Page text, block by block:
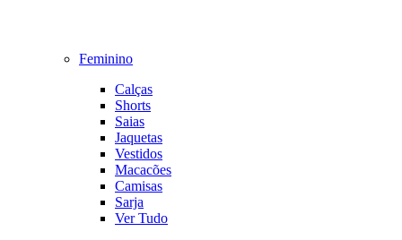
Feminino
Calças
Shorts
Saias
Jaquetas
Vestidos
Macacões
Camisas
Sarja
Ver Tudo